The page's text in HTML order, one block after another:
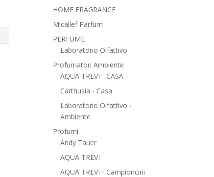
HOME FRAGRANCE
Micallef Parfum
PERFUME
Laboratorio Olfattivo
Profumatori Ambiente
AQUA TREVI - CASA
Carthusia - Casa
Laboratorio Olfattivo -
Ambiente
Profumi
Andy Tauer
AQUA TREVI
AQUA TREVI - Campioncini